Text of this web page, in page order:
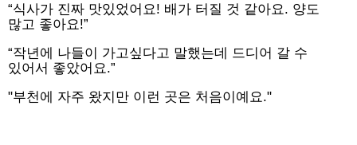
“식사가 진짜 맛있었어요! 배가 터질 것 같아요. 양도
많고 좋아요!”
“작년에 나들이 가고싶다고 말했는데 드디어 갈 수
있어서 좋았어요.”
"부천에 자주 왔지만 이런 곳은 처음이예요."